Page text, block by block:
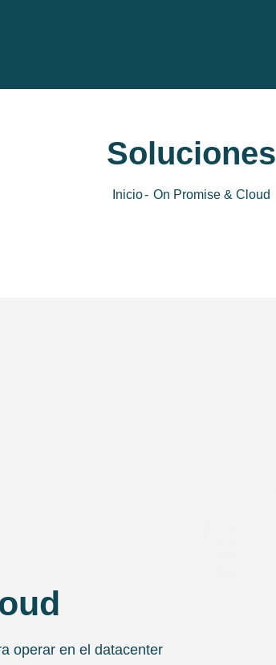
Soluciones
Inicio On Promise & Cloud
operar en el datacenter